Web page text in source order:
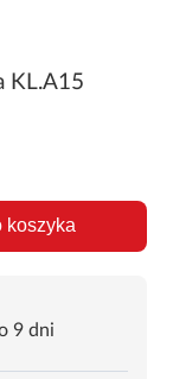
KL.A15
koszyka
9 dni